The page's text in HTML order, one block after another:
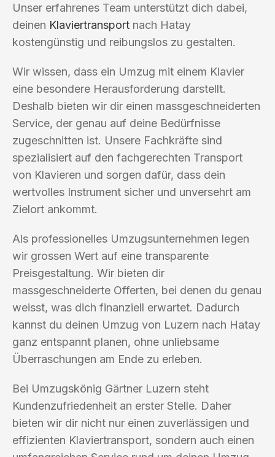
Unser erfahrenes Team unterstützt dich dabei,
deinen Klaviertransport nach Hatay
kostengünstig und reibungslos zu gestalten.
Wir wissen, dass ein Umzug mit einem Klavier
eine besondere Herausforderung darstellt.
Deshalb bieten wir dir einen massgeschneiderten
Service, der genau auf deine Bedürfnisse
zugeschnitten ist. Unsere Fachkräfte sind
spezialisiert auf den fachgerechten Transport
von Klavieren und sorgen dafür, dass dein
wertvolles Instrument sicher und unversehrt am
Zielort ankommt.
Als professionelles Umzugsunternehmen legen
wir grossen Wert auf eine transparente
Preisgestaltung. Wir bieten dir
massgeschneiderte Offerten, bei denen du genau
weisst, was dich finanziell erwartet. Dadurch
kannst du deinen Umzug von Luzern nach Hatay
ganz entspannt planen, ohne unliebsame
Überraschungen am Ende zu erleben.
Bei Umzugskönig Gärtner Luzern steht
Kundenzufriedenheit an erster Stelle. Daher
bieten wir dir nicht nur einen zuverlässigen und
effizienten Klaviertransport, sondern auch einen